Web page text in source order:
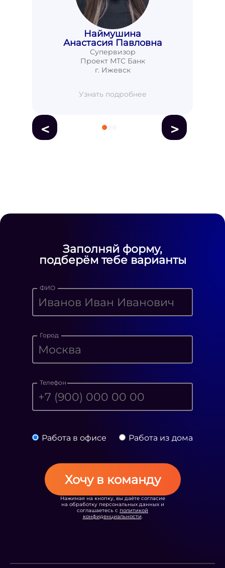
Наймушина
Анастасия Павловна
Супервизор
Проект МТС Банк
г. Ижевск
Узнать подробнее
< >
Заполняй форму,
подберём тебе варианты
ФИО
Город
Телефон
Работа в офисе Работа из дома
Хочу в команду
Нажимая на кнопку, вы даёте согласие
на обработку персональных данных и
соглашаетесь с политикой
конфиденциальности.